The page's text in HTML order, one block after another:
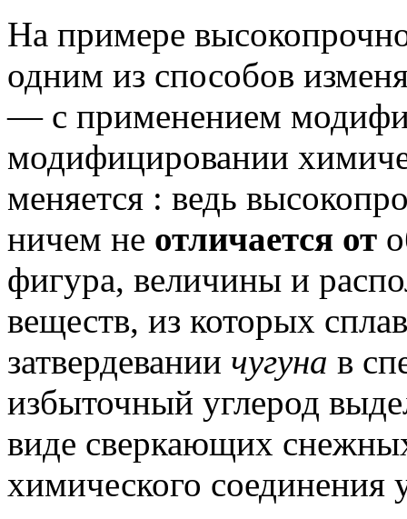
На примере
одним из способов
— с применением
модифицировании
меняется : ведь
ничем не отличается от
фигура, величины и
веществ, из которых
затвердевании чугуна в
избыточный углерод
виде сверкающих
химического соединения